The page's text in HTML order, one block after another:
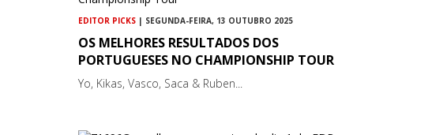
EDITOR PICKS | SEGUNDA-FEIRA, 13 OUTUBRO 2025
OS MELHORES RESULTADOS DOS
PORTUGUESES NO CHAMPIONSHIP TOUR
Yo, Kikas, Vasco, Saca & Ruben...